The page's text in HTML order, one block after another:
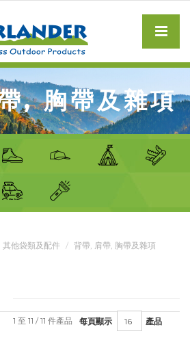
, 胸帶及雜項
其他袋類及配件 背帶, 肩帶, 胸帶及雜項
每頁顯示 產品
1 至 11 / 11 件產品